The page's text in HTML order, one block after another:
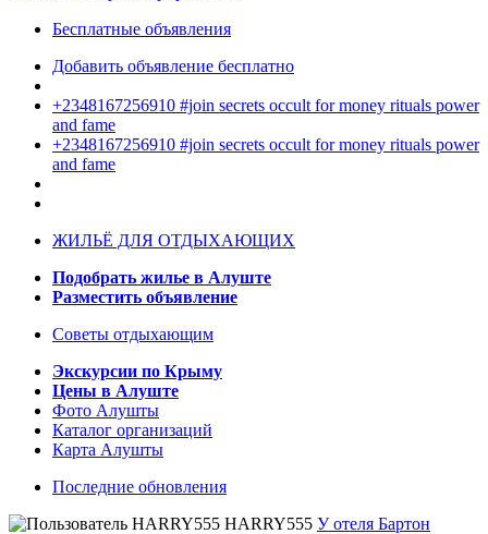
Бесплатные объявления
Добавить объявление бесплатно
+2348167256910 #join secrets occult for money rituals power
and fame
+2348167256910 #join secrets occult for money rituals power
and fame
ЖИЛЬЁ ДЛЯ ОТДЫХАЮЩИХ
Подобрать жилье в Алуште
Разместить объявление
Советы отдыхающим
Экскурсии по Крыму
Цены в Алуште
Фото Алушты
Каталог организаций
Карта Алушты
Последние обновления
HARRY555 У отеля Бартон